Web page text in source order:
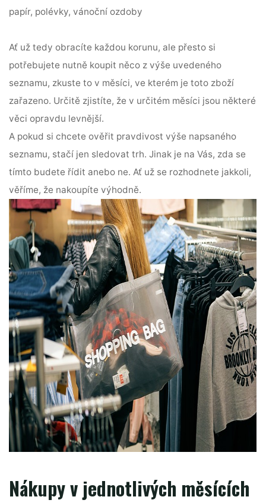
papír, polévky, vánoční ozdoby
Ať už tedy obracíte každou korunu, ale přesto si
potřebujete nutně koupit něco z výše uvedeného
seznamu, zkuste to v měsíci, ve kterém je toto zboží
zařazeno. Určitě zjistíte, že v určitém měsíci jsou některé
věci opravdu levnější.
A pokud si chcete ověřit pravdivost výše napsaného
seznamu, stačí jen sledovat trh. Jinak je na Vás, zda se
tímto budete řídit anebo ne. Ať už se rozhodnete jakkoli,
věříme, že nakoupíte výhodně.
Nákupy v jednotlivých měsících